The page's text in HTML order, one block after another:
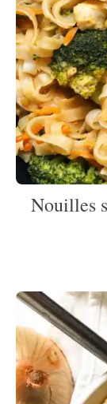
Nouilles